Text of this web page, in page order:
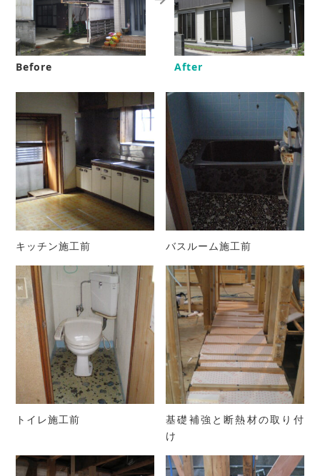
Before After
キッチン施工前 バスルーム施工前
トイレ施工前
基礎補強と断熱材の取り付
け